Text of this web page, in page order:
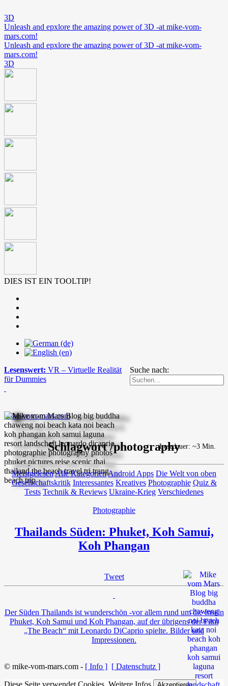
3D
Unleash and epxlore the amazing power of 3D -at mike-vom-
mars.com!
Unleash and epxlore the amazing power of 3D -at mike-vom-
mars.com!
3D
DIES IST EIN TOOLTIP!
Suche nach:
Lesenswert: VR – Virtuelle Realität
für Dummies
mike-vom-mars.com
Schlagwort /photography
MeistgelesenAlle KategorienAndroid Apps Die Welt von oben
Gesellschaftskritik Interessantes Kreatives Photographie Quiz &
Tests Technik & Reviews Ukraine-Krieg Verschiedenes
Photographie
Thailands Süden: Phuket, Koh Samui,
Koh Phangan
Tweet
Lesedauer: ~3 Min.
Der Süden Thailands ist wunderschön -vor allem rund um die Inseln
Phuket, Koh Samui und Koh Phangan, auf der übrigens der Film
„The Beach“ mit Leonardo DiCaprio spielte. Bilder und
Impressionen.
© mike-vom-mars.com - [ Info ] [ Datenschutz ]
Diese Seite verwendet Cookies. Weitere Infos